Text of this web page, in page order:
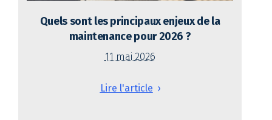
Quels sont les principaux enjeux de la
maintenance pour 2026 ?
11 mai 2026
Lire l'article